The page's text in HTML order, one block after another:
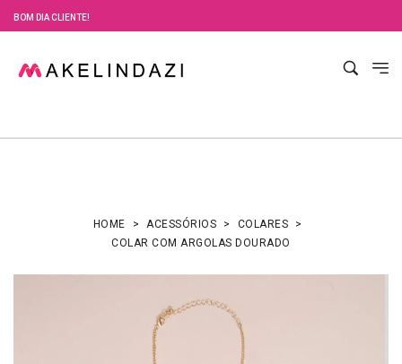
BOM DIA CLIENTE!
HOME ACESSÓRIOS
COLARES
COLAR COM ARGOLAS DOURADO